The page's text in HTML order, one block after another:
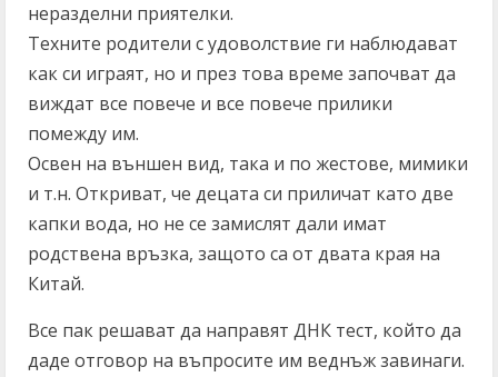
неразделни приятелки.
Техните родители с удоволствие ги наблюдават
как си играят, но и през това време започват да
виждат все повече и все повече прилики
помежду им.
Освен на външен вид, така и по жестове, мимики
и т.н. Откриват, че децата си приличат като две
капки вода, но не се замислят дали имат
родствена връзка, защото са от двата края на
Китай.
Все пак решават да направят ДНК тест, който да
даде отговор на въпросите им веднъж завинаги.